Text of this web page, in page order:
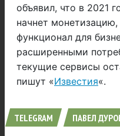
объявил, что в 2021
начнет
функционал для
расширенными
текущие сервисы
пишут «Известия«.
TELEGRAM ПАВЕЛ